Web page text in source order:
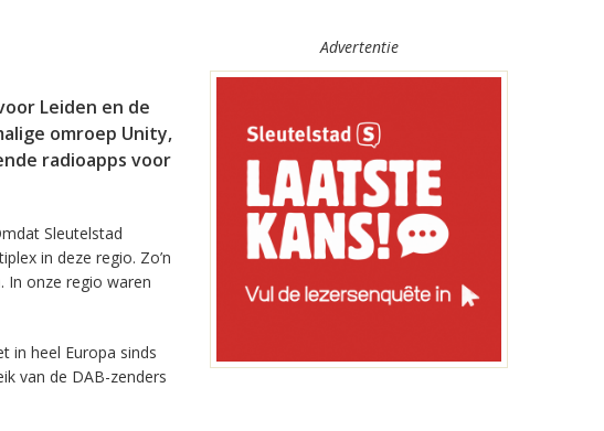
Leiden en de
omroep Unity,
radioapps voor
Sleutelstad
in deze regio. Zo’n
In onze regio waren
in heel Europa sinds
van de DAB-zenders
Advertentie